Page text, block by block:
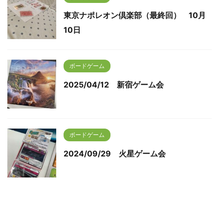
東京ナポレオン倶楽部（最終回） 10月
10日
ボードゲーム
2025/04/12 新宿ゲーム会
ボードゲーム
2024/09/29 火星ゲーム会